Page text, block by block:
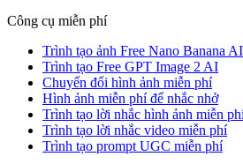
Công cụ miễn phí
Trình tạo ảnh Free Nano Banana AI
Trình tạo Free GPT Image 2 AI
Chuyển đổi hình ảnh miễn phí
Hình ảnh miễn phí để nhắc nhở
Trình tạo lời nhắc hình ảnh miễn
Trình tạo lời nhắc video miễn phí
Trình tạo prompt UGC miễn phí